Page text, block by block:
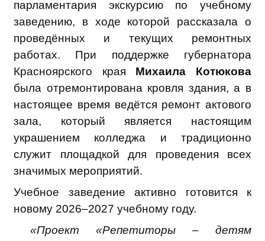
парламентария экскурсию по учебному
заведению, в ходе которой рассказала о
проведённых и текущих ремонтных
работах. При поддержке губернатора
Красноярского края Михаила Котюкова
была отремонтирована кровля здания, а в
настоящее время ведётся ремонт актового
зала, который является настоящим
украшением колледжа и традиционно
служит площадкой для проведения всех
значимых мероприятий.
Учебное заведение активно готовится к
новому 2026–2027 учебному году.
«Проект «Репетиторы – детям